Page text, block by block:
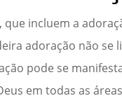
incluem a
adoração não
pode se
em todas as